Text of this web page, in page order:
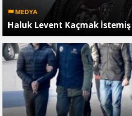
MEDYA
Haluk Levent Kaçmak